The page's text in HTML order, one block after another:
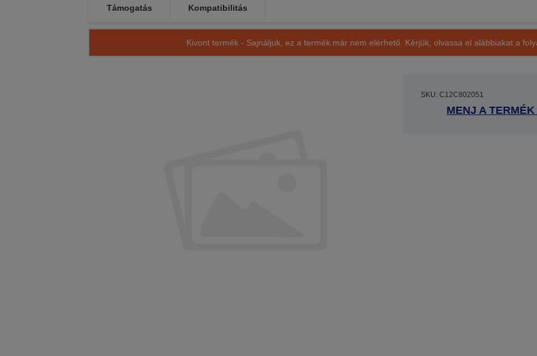
Támogatás Kompatibilitás
Kivont termék - Sajnáljuk, ez a termék már nem elérhető. Kérjük, olvassa el alábbiakat a
SKU: C12C802051
MENJ A